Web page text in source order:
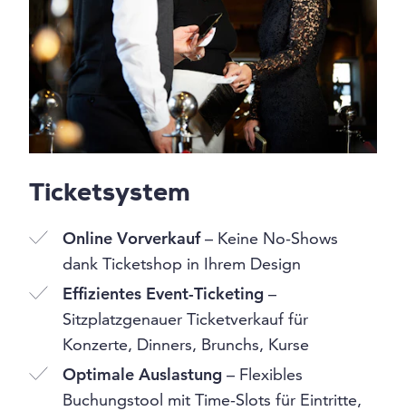
Ticketsystem
Online Vorverkauf– Keine No-Shows
dank Ticketshop in Ihrem Design
Effizientes Event-Ticketing –
Sitzplatzgenauer Ticketverkauf für
Konzerte, Dinners, Brunchs, Kurse
Optimale Auslastung – Flexibles
Buchungstool mit Time-Slots für Eintritte,